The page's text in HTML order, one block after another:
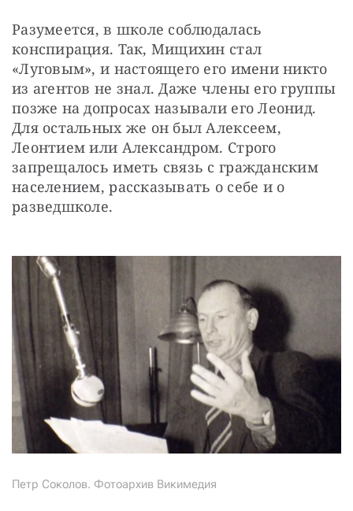
Разумеется, в школе соблюдалась
конспирация. Так, Мищихин стал
«Луговым», и настоящего его имени никто
из агентов не знал. Даже члены его группы
позже на допросах называли его Леонид.
Для остальных же он был Алексеем,
Леонтием или Александром. Строго
запрещалось иметь связь с гражданским
населением, рассказывать о себе и о
разведшколе.
Петр Соколов. Фотоархив Викимедия